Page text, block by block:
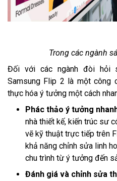
Trong các ngành
Đối với các ngành đòi hỏi
Samsung Flip 2 là một công
thực hóa ý tưởng một cách
Phác thảo ý tưởng
nhà thiết kế, kiến trúc sư
vẽ kỹ thuật trực tiếp trên
khả năng chỉnh sửa linh
chu trình từ ý tưởng đến
Đánh giá và chỉnh sửa